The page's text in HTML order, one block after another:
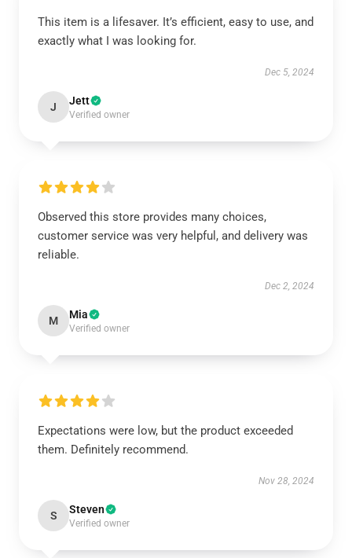
This item is a lifesaver. It’s efficient, easy to use, and
exactly what I was looking for.
Dec 5, 2024
J Jett
Verified owner
Observed this store provides many choices,
customer service was very helpful, and delivery was
reliable.
Dec 2, 2024
M Mia
Verified owner
Expectations were low, but the product exceeded
them. Definitely recommend.
Nov 28, 2024
S Steven
Verified owner